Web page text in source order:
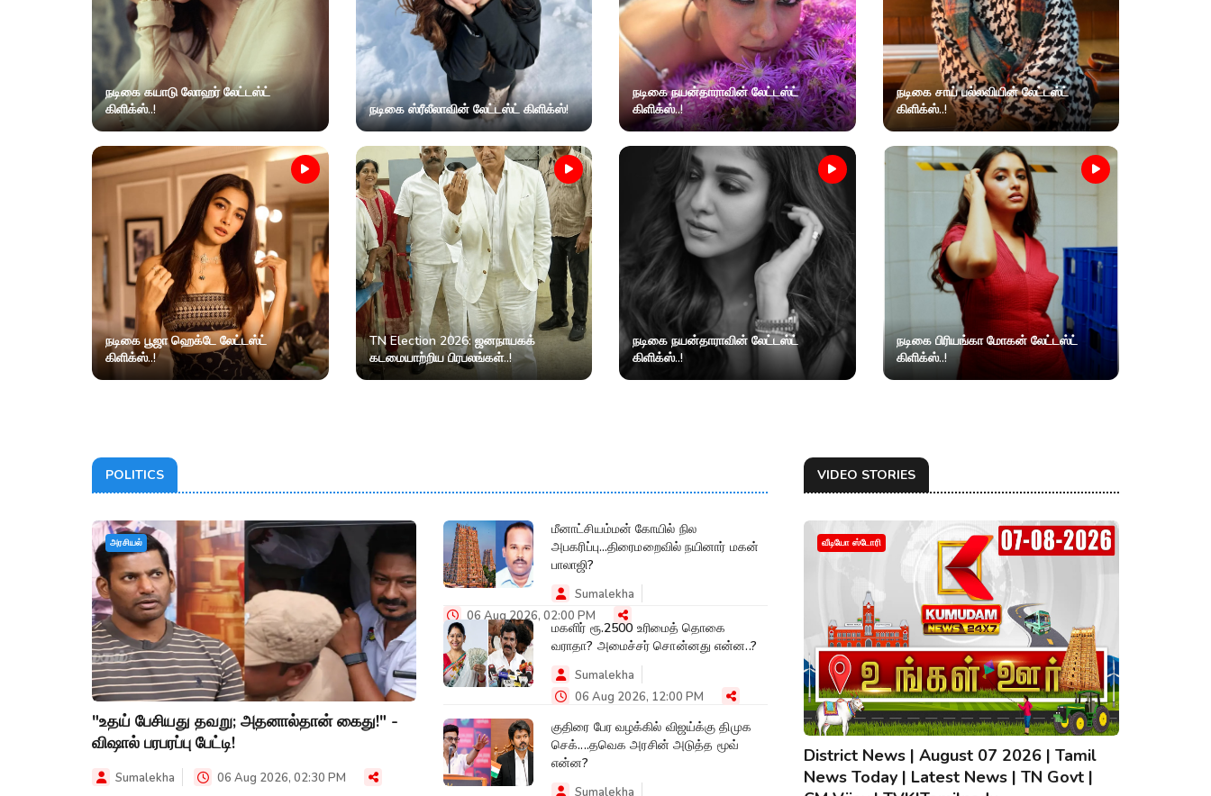
நடிகை கயாடு லோஹர் லேட்டஸ்ட்
கிளிக்ஸ்..!
நடிகை ஸ்ரீலீலாவின் லேட்டஸ்ட் கிளிக்ஸ்!
நடிகை நயன்தாராவின் லேட்டஸ்ட்
கிளிக்ஸ்..!
நடிகை சாய் பல்லவியின் லேட்டஸ்ட்
கிளிக்ஸ்..!
நடிகை பூஜா ஹெக்டே லேட்டஸ்ட்
கிளிக்ஸ்..!
TN Election 2026: ஜனநாயகக்
கடமையாற்றிய பிரபலங்கள்..!
நடிகை நயன்தாராவின் லேட்டஸ்ட்
கிளிக்ஸ்..!
நடிகை பிரியங்கா மோகன் லேட்டஸ்ட்
கிளிக்ஸ்..!
POLITICS
அரசியல்
"உதய் பேசியது தவறு; அதனால்தான் கைது!" -
விஷால் பரபரப்பு பேட்டி!
Sumalekha 06 Aug 2026, 02:30 PM
மீனாட்சியம்மன் கோயில் நில
அபகரிப்பு...திரைமறைவில் நயினார் மகன்
பாலாஜி?
Sumalekha
06 Aug 2026, 02:00 PM
மகளிர் ரூ.2500 உரிமைத் தொகை
வராதா? அமைச்சர் சொன்னது என்ன..?
Sumalekha
06 Aug 2026, 12:00 PM
குதிரை பேர வழக்கில் விஜய்க்கு திமுக
செக்....தவெக அரசின் அடுத்த மூவ்
என்ன?
Sumalekha
VIDEO STORIES
வீடியோ ஸ்டோரி
District News | August 07 2026 | Tamil
News Today | Latest News | TN Govt |